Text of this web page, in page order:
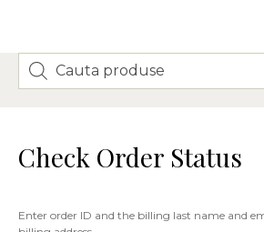
Check Order Status
Enter order ID and the billing last name and